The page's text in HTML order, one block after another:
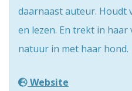
daarnaast auteur. Houdt
en lezen. En trekt in
natuur in met haar hond.
Website